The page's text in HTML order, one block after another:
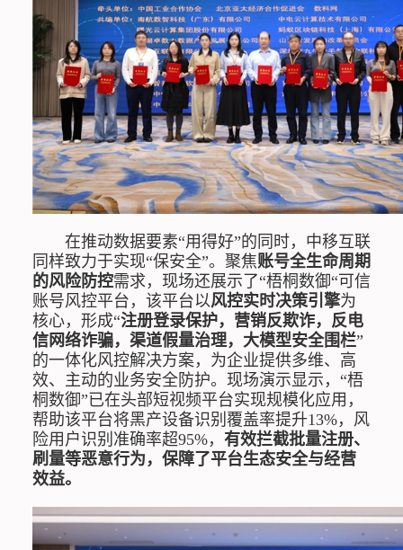
在推动数据要素“用得好”的同时，中移互联
同样致力于实现“保安全”。聚焦账号全生命周期
的风险防控需求，现场还展示了“梧桐数御“可信
账号风控平台，该平台以风控实时决策引擎为
核心，形成“注册登录保护，营销反欺诈，反电
信网络诈骗，渠道假量治理，大模型安全围栏”
的一体化风控解决方案，为企业提供多维、高
效、主动的业务安全防护。现场演示显示，“梧
桐数御”已在头部短视频平台实现规模化应用，
帮助该平台将黑产设备识别覆盖率提升13%，风
险用户识别准确率超95%， 有效拦截批量注册、
刷量等恶意行为，保障了平台生态安全与经营
效益。